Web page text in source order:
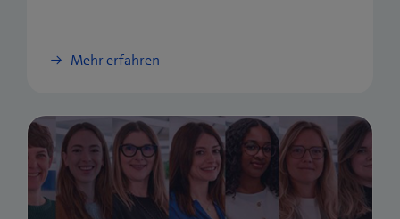
Mehr erfahren